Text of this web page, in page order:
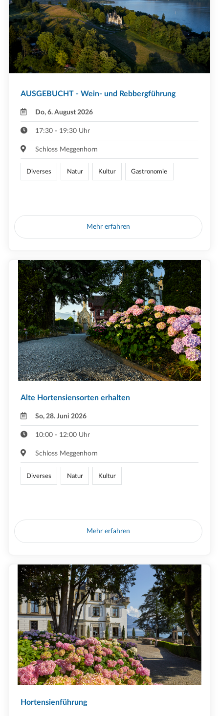
AUSGEBUCHT - Wein- und Rebbergführung
Do, 6. August 2026
17:30 - 19:30 Uhr
Schloss Meggenhorn
Diverses Natur Kultur Gastronomie
Mehr erfahren
Alte Hortensiensorten erhalten
So, 28. Juni 2026
10:00 - 12:00 Uhr
Schloss Meggenhorn
Diverses Natur Kultur
Mehr erfahren
Hortensienführung